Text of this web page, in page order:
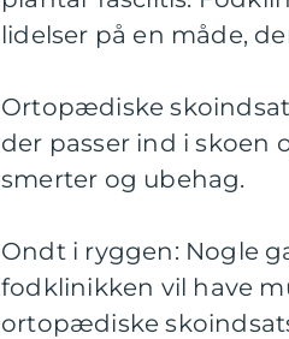
lidelser på en måde,
Ortopædiske
der passer ind i
smerter og ubehag.
Ondt i ryggen: Nogle
fodklinikken vil have
ortopædiske